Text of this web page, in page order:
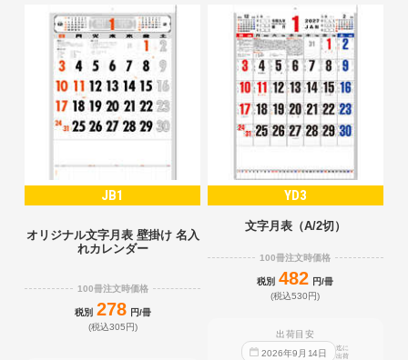
JB1
オリジナル文字月表 壁掛け 名入
れカレンダー
100冊注文時価格
税別 278 円/冊
(税込305円)
YD3
文字月表（A/2切）
100冊注文時価格
税別 482 円/冊
(税込530円)
出荷目安
2026年9 月 14日
迄に
出荷